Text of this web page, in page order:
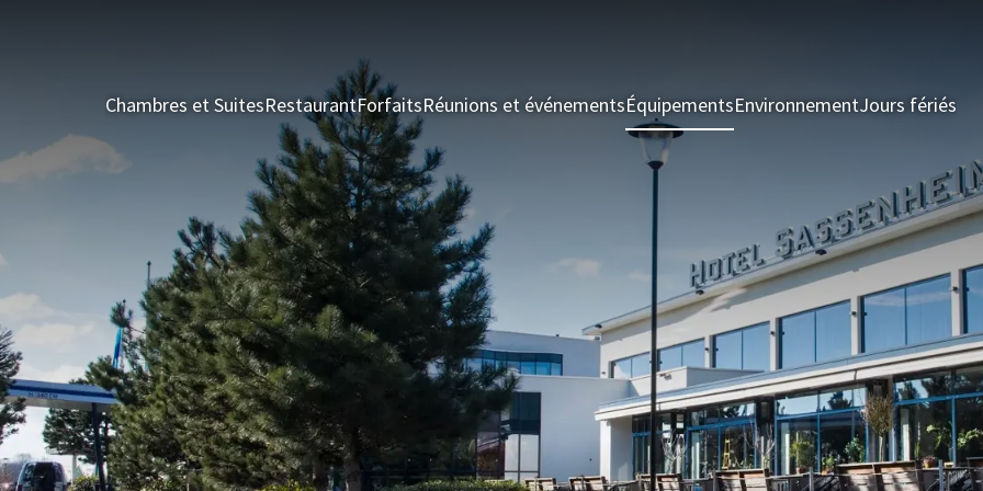
Chambres et SuitesRestaurantForfaitsRéunions et événementsÉquipementsEnvironnementJours fériés